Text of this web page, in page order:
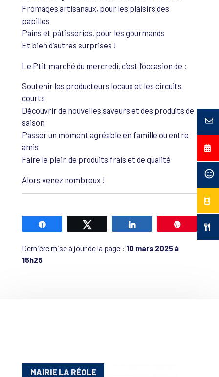
Fromages artisanaux, pour les plaisirs des
papilles
Pains et pâtisseries, pour les gourmands
Et bien d’autres surprises !
Le Ptit marché du mercredi, c’est l’occasion de :
Soutenir les producteurs locaux et les circuits
courts
Découvrir de nouvelles saveurs et des produits de
saison
Passer un moment agréable en famille ou entre
amis
Faire le plein de produits frais et de qualité
Alors venez nombreux !
Épingle
Dernière mise à jour de la page : 10 mars 2025 à
15h25
MAIRIE LA RÉOLE